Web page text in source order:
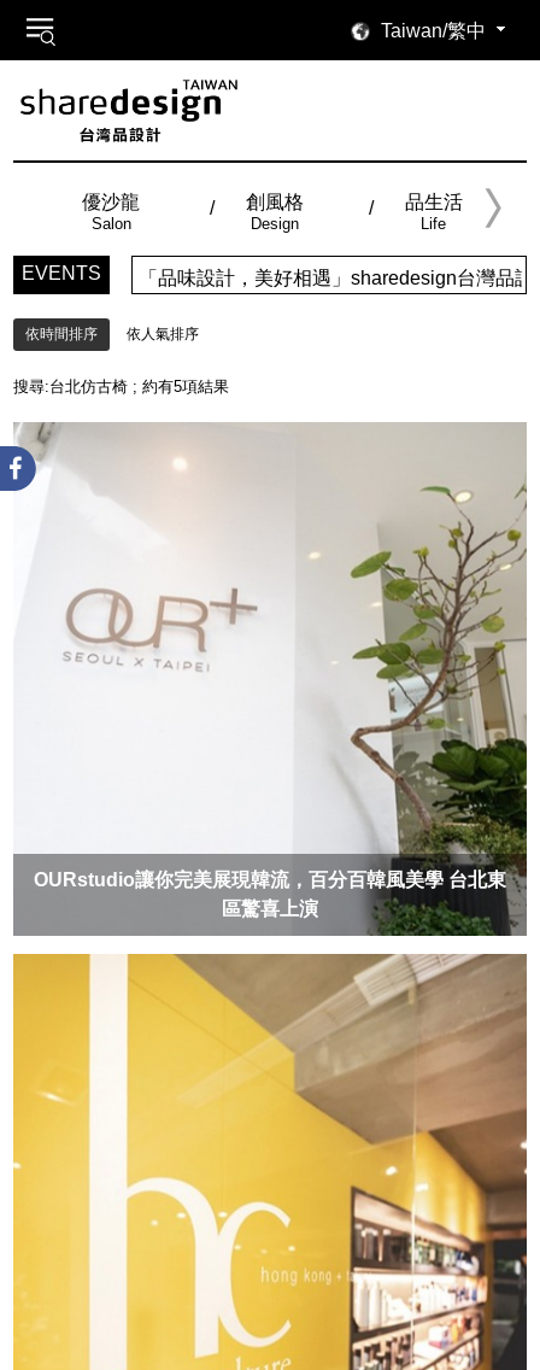
Taiwan/繁中
優沙龍
Salon
創風格
Design
品生活
Life
EVENTS 「品味設計，美好相遇」sharedesign台灣品
依時間排序 依人氣排序
搜尋:台北仿古椅 ; 約有5項結果
OURstudio讓你完美展現韓流，百分百韓風美學 台北東
區驚喜上演